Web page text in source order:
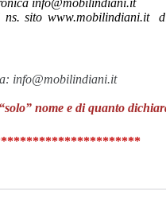
info@mobilindiani.it
ns. sito www.mobilindiani.it
info@mobilindiani.it
nome e di quanto